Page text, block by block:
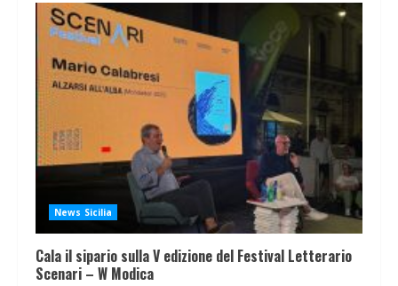
News Sicilia
Cala il sipario sulla V edizione del Festival Letterario
Scenari – W Modica